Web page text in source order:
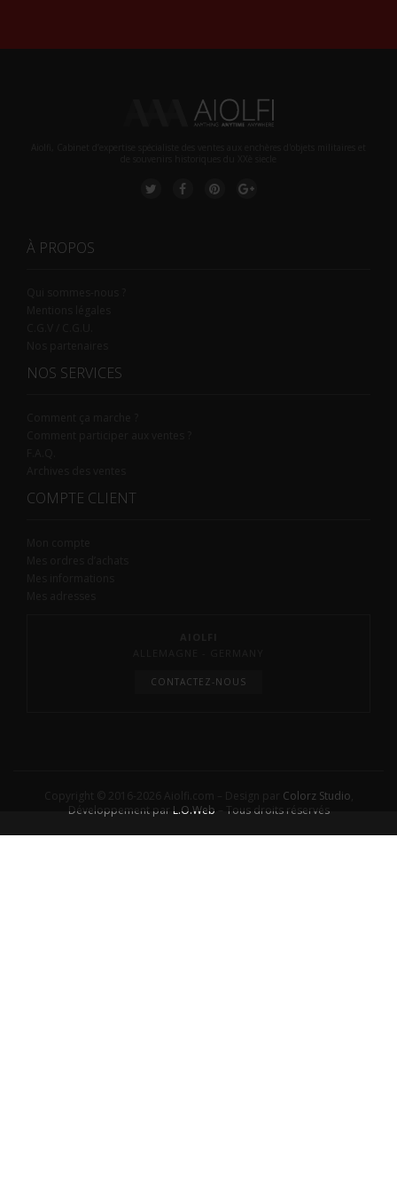
À PROPOS
NOS SERVICES
COMPTE CLIENT
CONTACTEZ-NOUS
Colorz Studio
Développement par L.O.Web – Tous droits réservés